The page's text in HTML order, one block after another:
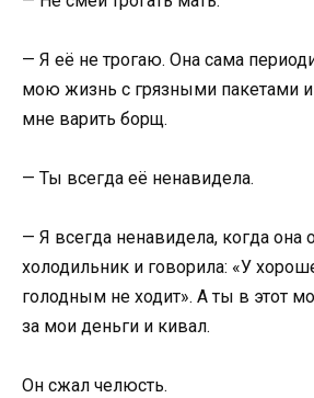
— Я её не трогаю. Она сама
мою жизнь с грязными пакетами и
мне варить борщ.
— Ты всегда её ненавидела.
— Я всегда ненавидела, когда она
холодильник и говорила: «У
голодным не ходит». А ты в этот
за мои деньги и кивал.
Он сжал челюсть.